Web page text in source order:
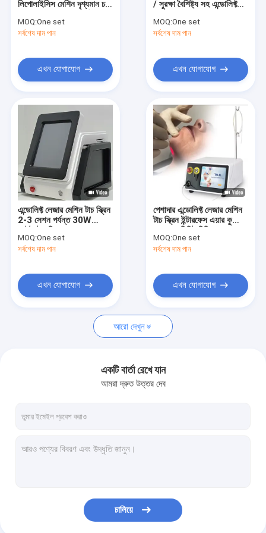
লং ইমপ্লাস লেজার হেয়ার অপসারণ
CO2 ভগ্নাংশ লেজার মেশিন
পিকোসেকেন্ড লেজার মেশিন
পিডিটি মেশিন
মাইক্রোনিডলিং মেশিন
ইএমএস শরীরের ভাস্কর্য মেশিন
রেডিও ফ্রিকোয়েন্সি সরঞ্জাম
ক্রিওলিপলিসিস মেশিন
অ্যান্টি রিঙ্কেল মেশিন
অক্সিজেন জেট মেশিন
মাইক্রোডার্মাব্রেশন মেশিন
লিপোলাইসিস মেশিন দৃশ্যমান চর্বি
ডাবল চিবুক
MOQ:One set
সর্বশেষ দাম পান
এখন যোগাযোগ
/ সুরক্ষা বৈশিষ্ট্য সহ এন্ডোলিফ্ট
MOQ:One set
সর্বশেষ দাম পান
এখন যোগাযোগ
এন্ডোলিফ্ট লেজার মেশিন টাচ স্ক্রিন
2-3 সেশন পর্যন্ত 30W
MOQ:One set
সর্বশেষ দাম পান
এখন যোগাযোগ
পেশাদার এন্ডোলিফ্ট লেজার মেশিন
টাচ স্ক্রিন ইন্টারফেস এয়ার কুলিং
MOQ:One set
সর্বশেষ দাম পান
এখন যোগাযোগ
আরো দেখুন
একটি বার্তা রেখে যান
আমরা দ্রুত উত্তর দেব
চালিয়ে